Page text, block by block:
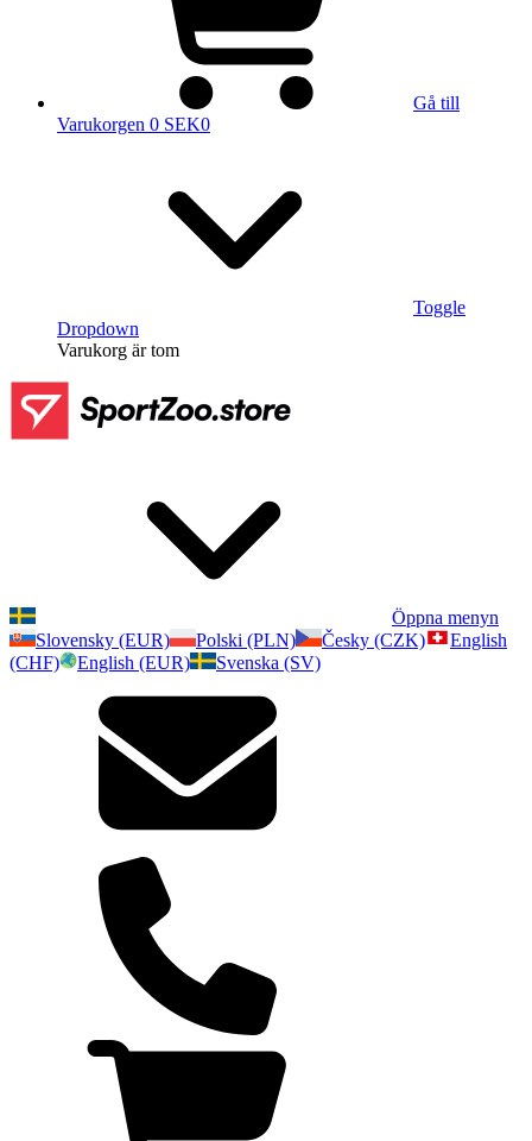
Gå till
Varukorgen 0 SEK0
Toggle
Dropdown
Varukorg är tom
Öppna menyn
Slovensky (EUR)
Polski (PLN) Česky (CZK)
English
(CHF)
English (EUR) Svenska (SV)